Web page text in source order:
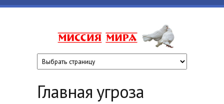
Главная угроза